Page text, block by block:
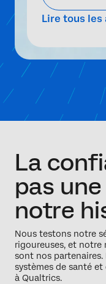
Lire tous
La
pas
notre
Nous testons notre
rigoureuses, et
sont nos
systèmes de santé
à Qualtrics.